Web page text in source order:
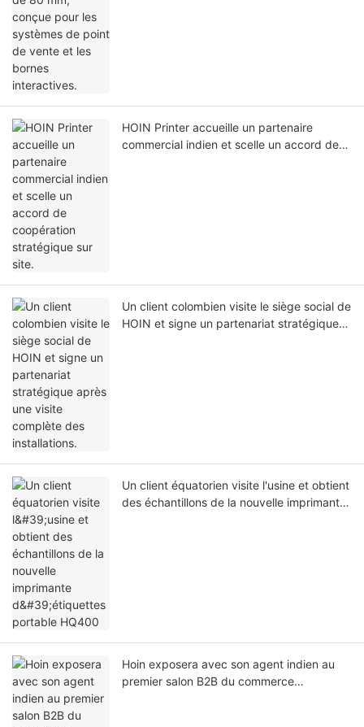
HOIN Printer accueille un partenaire
commercial indien et scelle un accord de
Un client colombien visite le siège social de
HOIN et signe un partenariat stratégique
Un client équatorien visite l'usine et obtient
des échantillons de la nouvelle imprimante
Hoin exposera avec son agent indien au
premier salon B2B du commerce